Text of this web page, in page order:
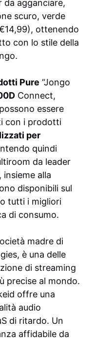
da agganciare,
scuro, verde
ottenendo
con lo stile della
Pure “Jongo
Connect,
essere
con i prodotti
per
quindi
da leader
alla
disponibili sul
tutti i migliori
di consumo.
madre di
è una delle
di streaming
precise al mondo.
offre una
audio
di ritardo. Un
affidabile da